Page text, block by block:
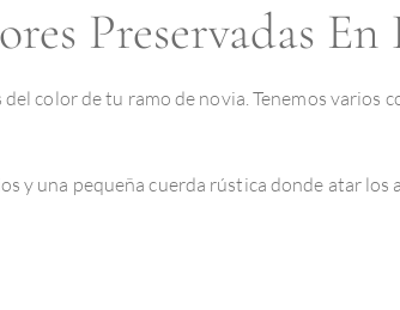
Preservadas En
color de tu ramo de novia. Tenemos varios
y una pequeña cuerda rústica donde atar los